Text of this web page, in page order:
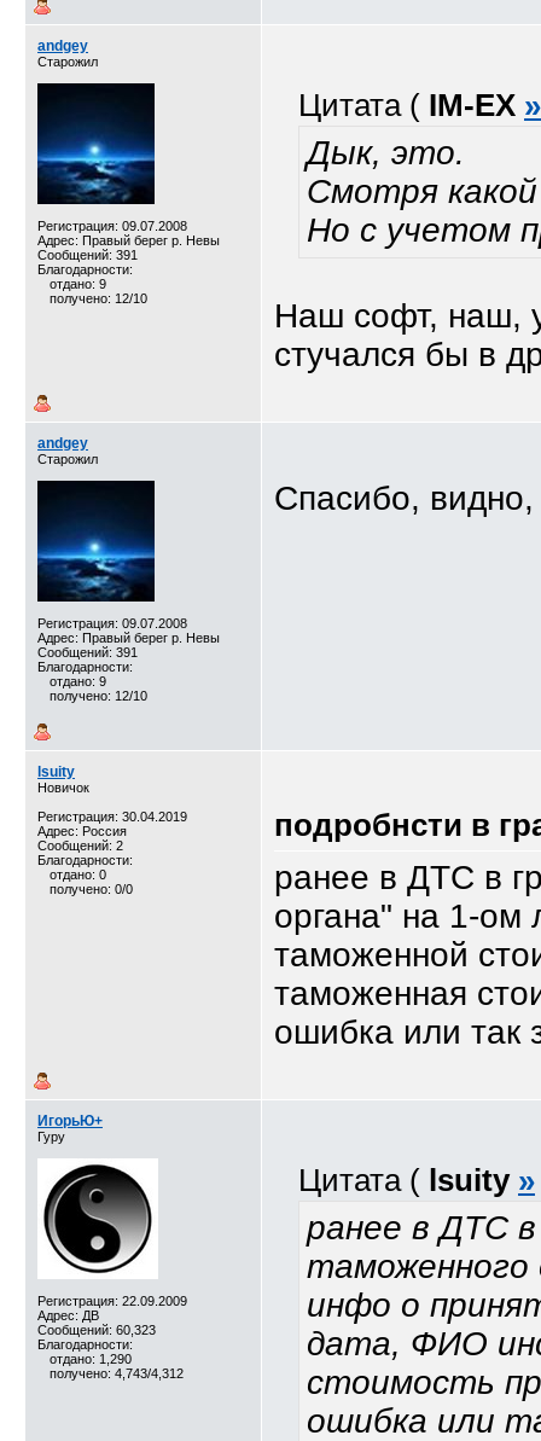
andgey
Старожил
Регистрация: 09.07.2008
Адрес: Правый берег р. Невы
Сообщений: 391
Благодарности:
отдано: 9
получено: 12/10
Цитата ( IM-EX »
Дык, это.
Смотря
Но с учетом
Наш софт, наш,
стучался бы в
andgey
Старожил
Регистрация: 09.07.2008
Адрес: Правый берег р. Невы
Сообщений: 391
Благодарности:
отдано: 9
получено: 12/10
Спасибо, видно,
lsuity
Новичок
Регистрация: 30.04.2019
Адрес: Россия
Сообщений: 2
Благодарности:
отдано: 0
получено: 0/0
подробнсти в
ранее в ДТС в
органа" на 1-ом
таможенной
таможенная
ошибка или так
ИгорьЮ+
Гуру
Регистрация: 22.09.2009
Адрес: ДВ
Сообщений: 60,323
Благодарности:
отдано: 1,290
получено: 4,743/4,312
Цитата ( lsuity »
ранее в ДТС
таможенного
инфо о
дата, ФИО
стоимость
ошибка или